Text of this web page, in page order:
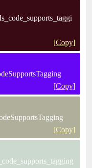
[Copy]
[Copy]
[Copy]